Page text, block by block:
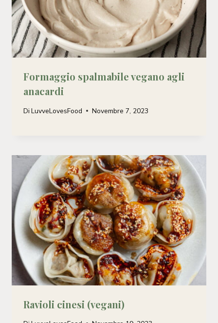
Formaggio spalmabile vegano agli
anacardi
Di LuvveLovesFood Novembre 7, 2023
Ravioli cinesi (vegani)